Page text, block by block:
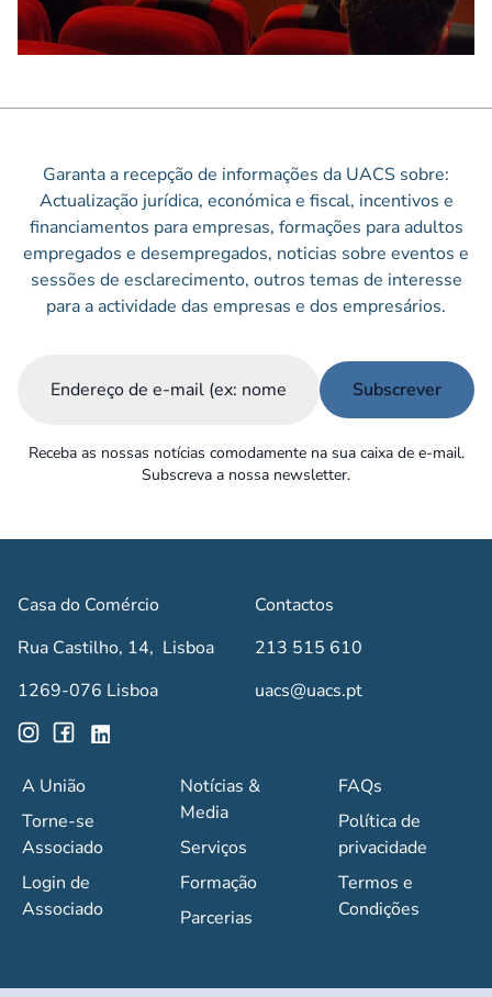
Garanta a recepção de informações da UACS sobre:
Actualização jurídica, económica e fiscal, incentivos e
financiamentos para empresas, formações para adultos
empregados e desempregados, noticias sobre eventos e
sessões de esclarecimento, outros temas de interesse
para a actividade das empresas e dos empresários.
Receba as nossas notícias comodamente na sua caixa de e-mail.
Subscreva a nossa newsletter.
Casa do Comércio
Rua Castilho, 14, Lisboa
1269-076 Lisboa
Contactos
213 515 610
uacs@uacs.pt
A União
Torne-se
Associado
Login de
Associado
Notícias &
Media
Serviços
Formação
Parcerias
FAQs
Política de
privacidade
Termos e
Condições